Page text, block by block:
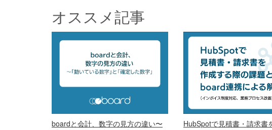
オススメ記事
boardと会計、数字の見方の違い〜
HubSpotで見積書・請求書